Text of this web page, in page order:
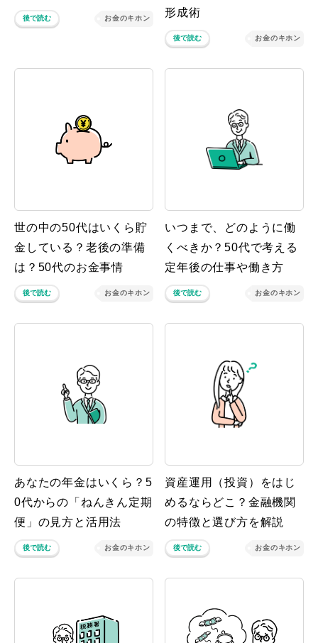
後で読む お金のキホン
形成術
後で読む お金のキホン
世の中の50代はいくら貯
金している？老後の準備
は？50代のお金事情
後で読む お金のキホン
いつまで、どのように働
くべきか？50代で考える
定年後の仕事や働き方
後で読む お金のキホン
あなたの年金はいくら？5
0代からの「ねんきん定期
便」の見方と活用法
後で読む お金のキホン
資産運用（投資）をはじ
めるならどこ？金融機関
の特徴と選び方を解説
後で読む お金のキホン